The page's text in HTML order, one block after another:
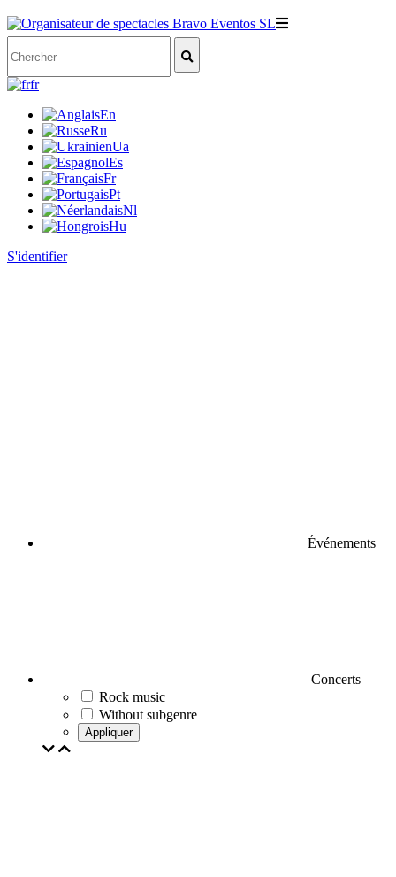
fr
En
Ru
Ua
Es
Fr
Pt
Nl
Hu
S'identifier
Événements
Concerts
Rock music
Without subgenre
Appliquer